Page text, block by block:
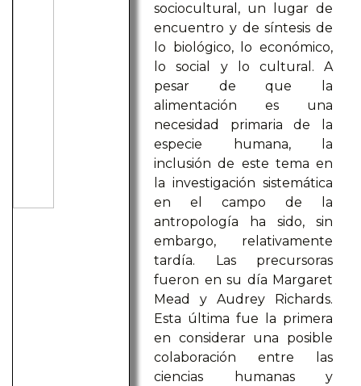
sociocultural, un lugar de
encuentro y de síntesis de
lo biológico, lo económico,
lo social y lo cultural. A
pesar de que la
alimentación es una
necesidad primaria de la
especie humana, la
inclusión de este tema en
la investigación sistemática
en el campo de la
antropología ha sido, sin
embargo, relativamente
tardía. Las precursoras
fueron en su día Margaret
Mead y Audrey Richards.
Esta última fue la primera
en considerar una posible
colaboración entre las
ciencias humanas y